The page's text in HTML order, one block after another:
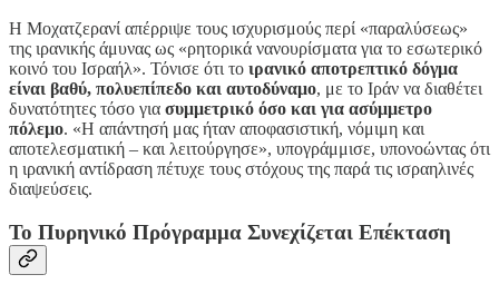
Η Μοχατζερανί απέρριψε τους ισχυρισμούς περί «παραλύσεως»
της ιρανικής άμυνας ως «ρητορικά νανουρίσματα για το εσωτερικό
κοινό του Ισραήλ». Τόνισε ότι το ιρανικό αποτρεπτικό δόγμα
είναι βαθύ, πολυεπίπεδο και αυτοδύναμο, με το Ιράν να διαθέτει
δυνατότητες τόσο για συμμετρικό όσο και για ασύμμετρο
πόλεμο. «Η απάντησή μας ήταν αποφασιστική, νόμιμη και
αποτελεσματική – και λειτούργησε», υπογράμμισε, υπονοώντας ότι
η ιρανική αντίδραση πέτυχε τους στόχους της παρά τις ισραηλινές
διαψεύσεις.
Το Πυρηνικό Πρόγραμμα Συνεχίζεται Επέκταση